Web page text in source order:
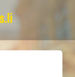
JETZT BEWERBEN